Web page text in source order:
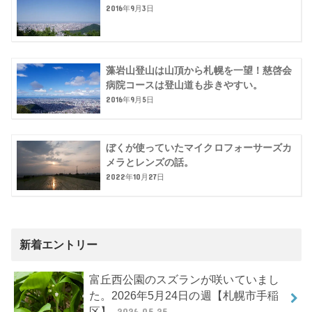
2016年9月3日
藻岩山登山は山頂から札幌を一望！慈啓会
病院コースは登山道も歩きやすい。
2016年9月5日
ぼくが使っていたマイクロフォーサーズカ
メラとレンズの話。
2022年10月27日
新着エントリー
富丘西公園のスズランが咲いていまし
た。2026年5月24日の週【札幌市手稲